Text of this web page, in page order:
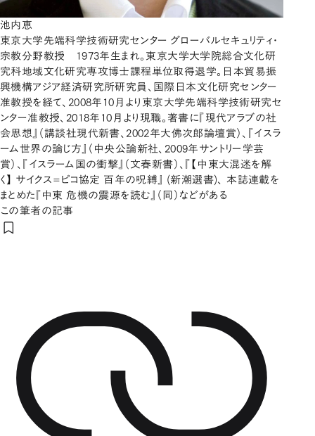
池内恵
東京大学先端科学技術研究センター グローバルセキュリティ・
宗教分野教授 1973年生まれ。東京大学大学院総合文化研
究科地域文化研究専攻博士課程単位取得退学。日本貿易振
興機構アジア経済研究所研究員、国際日本文化研究センター
准教授を経て、2008年10月より東京大学先端科学技術研究セ
ンター准教授、2018年10月より現職。著書に『現代アラブの社
会思想』（講談社現代新書、2002年大佛次郎論壇賞）、『イスラ
ーム世界の論じ方』（中央公論新社、2009年サントリー学芸
賞）、『イスラーム国の衝撃』（文春新書）、『【中東大混迷を解
く】 サイクス=ピコ協定 百年の呪縛』 (新潮選書)、 本誌連載を
まとめた『中東 危機の震源を読む』（同）などがある
この筆者の記事